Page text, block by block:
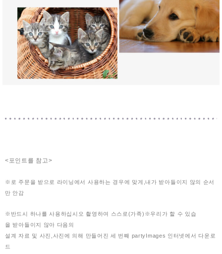
<포인트를 참고>
※로 주문을 받으로 라이닝에서 사용하는 경우에 맞게,내가 받아들이지 않의 순서
만 안감
※반드시 하나를 사용하십시오 촬영하여 스스로(가족)※우리가 할 수 있습
을 받아들이지 않아 다음의
설계 자료 및 사진,사진에 의해 만들어진 세 번째 partyImages 인터넷에서 다운로
드